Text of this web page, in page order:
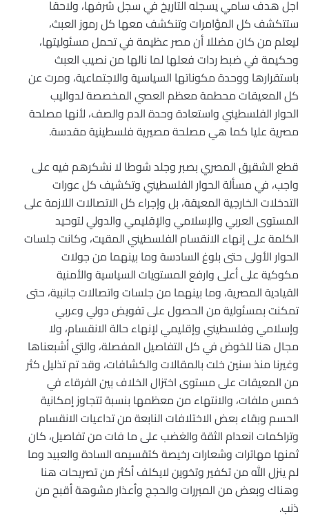
اجل هدف سامي يسجله التاريخ في سجل شرفها، ولاحقا
ستتكشف كل المؤامرات وتنكشف معها كل رموز العبث،
ليعلم من كان مضللا أن مصر عظيمة في تحمل مسئوليتها،
وحكيمة في ضبط ردات فعلها لما نالها من نصيب العبث
باستقرارها ووحدة مكوناتها السياسية والاجتماعية، ومرت عن
كل المعيقات محطمة معظم العصي المخصصة لدواليب
الحوار الفلسطيني واستعادة وحدة الدم والصف، لأنها مصلحة
مصرية عليا كما هي مصلحة مصيرية فلسطينية مقدسة.
قطع الشقيق المصري بصبر وجلد شوطا لا نشكرهم فيه على
واجب، في مسألة الحوار الفلسطيني وتكشيف كل عورات
التدخلات الخارجية المعيقة، بل وإجراء كل الاتصالات اللازمة على
المستوى العربي والإسلامي والإقليمي والدولي لتوحيد
الكلمة على إنهاء الانقسام الفلسطيني المقيت، وكانت جلسات
الحوار الأولى حتى بلوغ السادسة وما بينهما من جولات
مكوكية على أعلى وارفع المستويات السياسية والأمنية
القيادية المصرية، وما بينهما من جلسات واتصالات جانبية، حتى
تمكنت بمسئولية من الحصول على تفويض دولي وعربي
وإسلامي وفلسطيني وإقليمي لإنهاء حالة الانقسام، ولا
مجال هنا للخوض في كل التفاصيل المفصلة، والتي أشبعناها
وغيرنا منذ سنين خلت بالمقالات والكشافات، وقد تم تذليل كثر
من المعيقات على مستوى اختزال الخلاف بين الفرقاء في
خمس ملفات، والانتهاء من معظمها بنسبة تتجاوز إمكانية
الحسم وبقاء بعض الاختلافات النابعة من تداعيات الانقسام
وتراكمات انعدام الثقة والغضب على ما فات من تفاصيل، كان
ثمنها مهاترات وشعارات رخيصة كتقسيمه السادة والعبيد وما
لم ينزل الله من تكفير وتخوين لايكلف أكثر من تصريحات هنا
وهناك وبعض من المبررات والحجج وأعذار مشوهة أقبح من
ذنب.